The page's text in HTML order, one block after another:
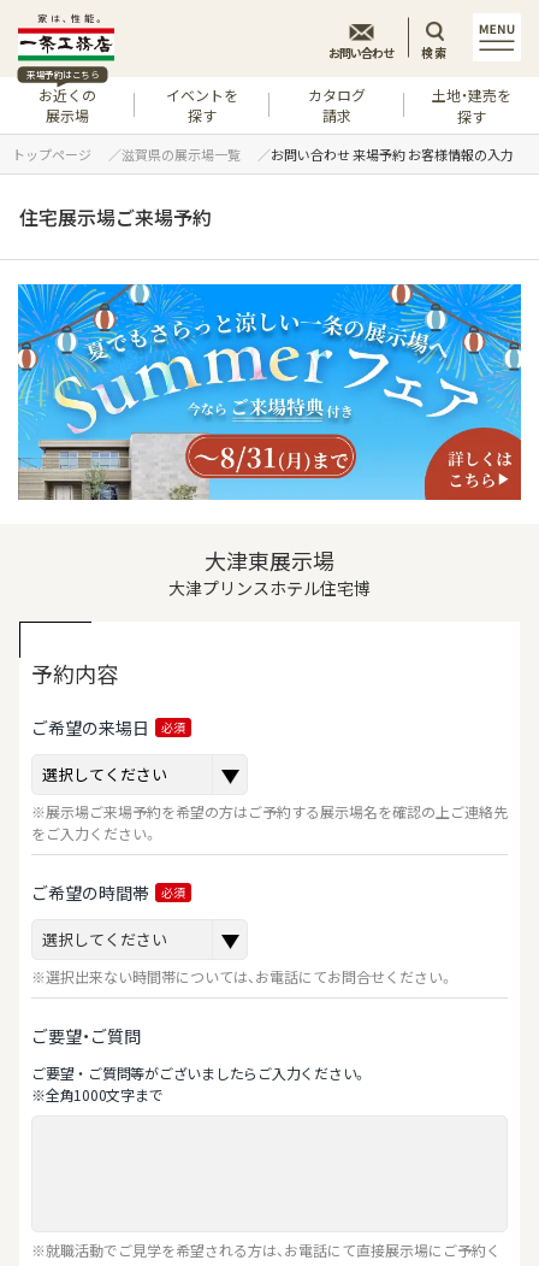
来場予約はこちら
お近くの
展示場
イベントを
探す
カタログ
請求
土地・建売を
探す
お問い合わせ 検索
トップページ 滋賀県の展示場一覧 お問い合わせ 来場予約 お客様情報の入力
住宅展示場ご来場予約
大津東展示場
大津プリンスホテル住宅博
予約内容
ご希望の来場日 必須
※展示場ご来場予約を希望の方はご予約する展示場名を確認の上ご連絡先
をご入力ください。
ご希望の時間帯 必須
※選択出来ない時間帯については、お電話にてお問合せください。
ご要望・ご質問
ご要望‧ご質問等がございましたらご⼊⼒ください。
※全⾓1000⽂字まで
※就職活動でご見学を希望される方は、お電話にて直接展示場にご予約く